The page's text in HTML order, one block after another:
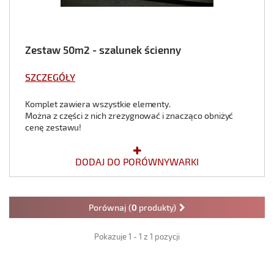
Zestaw 50m2 - szalunek ścienny
SZCZEGÓŁY
Komplet zawiera wszystkie elementy.
Można z części z nich zrezygnować i znacząco obniżyć
cenę zestawu!
DODAJ DO PORÓWNYWARKI
Porównaj (0 produkty)
Pokazuje 1 - 1 z 1 pozycji